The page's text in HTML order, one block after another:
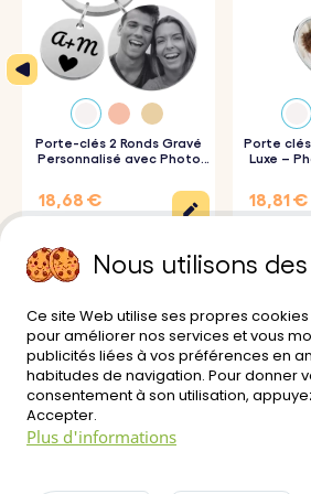
moderne lui confère une allure à la
distinguée — un cadeau raffiné à
Comment ça marche :
1. Chargez votre photo : Choisissez
2. Ajoutez votre texte :Indiquez le
message que vous souhaitez graver
3. Choisissez la police et les émojis :
police préférée et l'un de nos émojis
4. Gravure de précision :Votre porte-
sera soigneusement réalisé selon
un rendu impeccable et durable.
Porte-clés 2 Ronds Gravé
Personnalisé avec Photo
18,68 €
Porte
Luxe –
18,81 €
Livraison
Paiement sécurisé
Avis des clients:
Nous utilisons
Ce site Web utilise ses propres
pour améliorer nos services et vous
publicités liées à vos préférences en
habitudes de navigation. Pour donner
consentement à son utilisation,
Accepter.
Plus d'informations